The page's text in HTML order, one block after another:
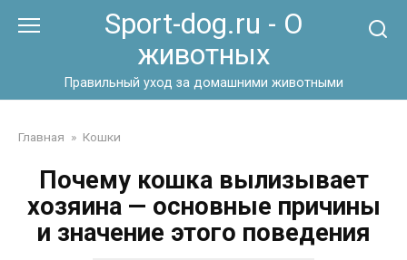
Sport-dog.ru - О
животных
Правильный уход за домашними животными
Главная » Кошки
Почему кошка вылизывает
хозяина — основные причины
и значение этого поведения